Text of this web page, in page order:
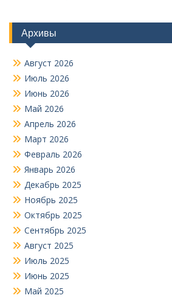
Архивы
Август 2026
Июль 2026
Июнь 2026
Май 2026
Апрель 2026
Март 2026
Февраль 2026
Январь 2026
Декабрь 2025
Ноябрь 2025
Октябрь 2025
Сентябрь 2025
Август 2025
Июль 2025
Июнь 2025
Май 2025